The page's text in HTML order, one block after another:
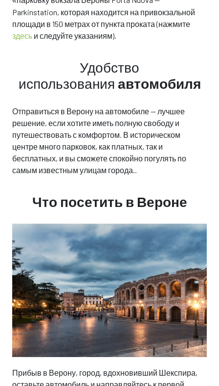
который ты
выбрал
€ 0,00 / в день
€Все включено
Бронируй эту машину
который мы
предлагаем
€ 0,00 / в день
€Все включено
Характеристики
Бронируй эту машину
Parkinstation, которая находится на привокзальной
площади в 150 метрах от пункта проката (нажмите
здесь и следуйте указаниям).
Удобство
использования автомобиля
Отправиться в Верону на автомобиле — лучшее
решение, если хотите иметь полную свободу и
путешествовать с комфортом. В историческом
центре много парковок, как платных, так и
бесплатных, и вы сможете спокойно погулять по
самым известным улицам города..
Что посетить в Вероне
Прибыв в Верону, город, вдохновивший Шекспира,